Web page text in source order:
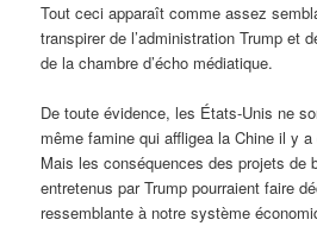
Tout ceci apparaît comme assez
transpirer de l’administration Trump et
de la chambre d’écho médiatique.
De toute évidence, les États-Unis ne
même famine qui affligea la Chine il y
Mais les conséquences des projets de
entretenus par Trump pourraient faire
ressemblante à notre système